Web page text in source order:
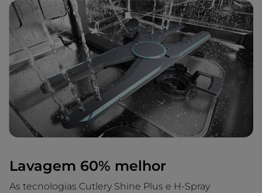
Lavagem 60% melhor
As tecnologias Cutlery Shine Plus e H-Spray